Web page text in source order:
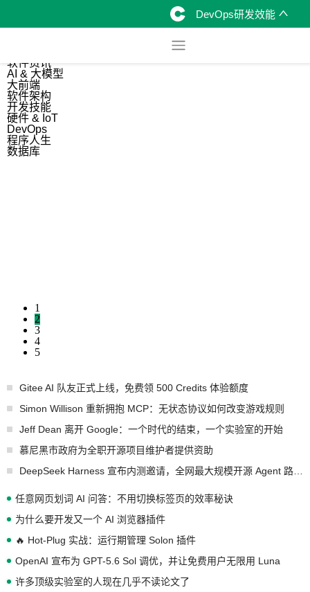
DevOps研发效能
软件资讯
AI & 大模型
大前端
软件架构
开发技能
硬件 & IoT
DevOps
程序人生
数据库
1
2
3
4
5
Gitee AI 队友正式上线，免费领 500 Credits 体验额度
Simon Willison 重新拥抱 MCP：无状态协议如何改变游戏规则
Jeff Dean 离开 Google：一个时代的结束，一个实验室的开始
慕尼黑市政府为全职开源项目维护者提供资助
任意网页划词 AI 问答：不用切换标签页的效率秘诀
为什么要开发又一个 AI 浏览器插件
🔥 Hot-Plug 实战：运行期管理 Solon 插件
OpenAI 宣布为 GPT-5.6 Sol 调优，并让免费用户无限用 Luna
许多顶级实验室的人现在几乎不读论文了